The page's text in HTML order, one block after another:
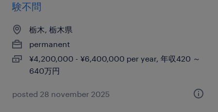
験不問
栃木, 栃木県
permanent
¥4,200,000 - ¥6,400,000 per year, 年収420 ～
640万円
posted 28 november 2025